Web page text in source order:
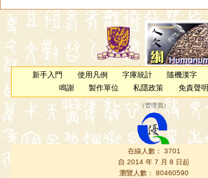
新手入門 使用凡例 字庫統計 隨機漢字
鳴謝
製作單位 私隱政策 免責聲明
（管理員 ）
在線人數： 3701
自 2014 年 7 月 8 日起
瀏覽人數： 80460590